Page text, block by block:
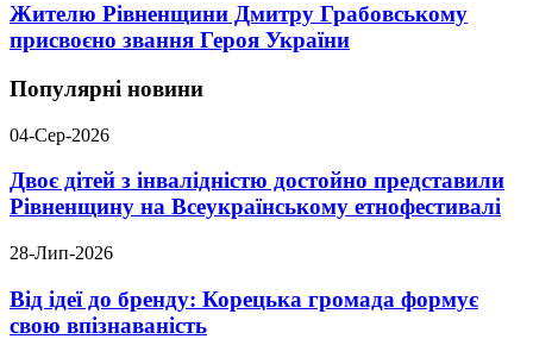
Жителю Рівненщини Дмитру Грабовському
присвоєно звання Героя України
Популярні новини
04-Сер-2026
Двоє дітей з інвалідністю достойно представили
Рівненщину на Всеукраїнському етнофестивалі
28-Лип-2026
Від ідеї до бренду: Корецька громада формує
свою впізнаваність